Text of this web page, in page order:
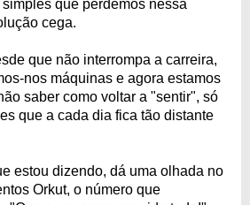
que perdemos nessa
cega.
que não interrompa a carreira,
nos máquinas e agora estamos
saber como voltar a "sentir", só
que a cada dia fica tão distante
estou dizendo, dá uma olhada no
Orkut, o número que